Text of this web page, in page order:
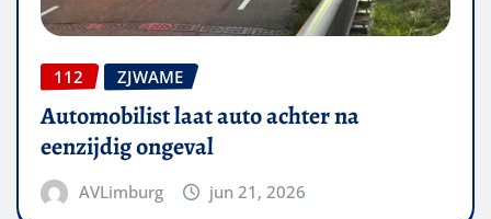
112 ZJWAME
Automobilist laat auto achter na
eenzijdig ongeval
AVLimburg jun 21, 2026